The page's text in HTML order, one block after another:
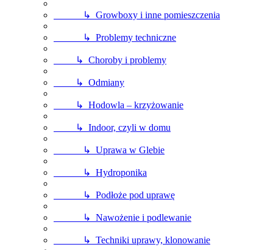
↳ Growboxy i inne pomieszczenia
↳ Problemy techniczne
↳ Choroby i problemy
↳ Odmiany
↳ Hodowla – krzyżowanie
↳ Indoor, czyli w domu
↳ Uprawa w Glebie
↳ Hydroponika
↳ Podłoże pod uprawę
↳ Nawożenie i podlewanie
↳ Techniki uprawy, klonowanie